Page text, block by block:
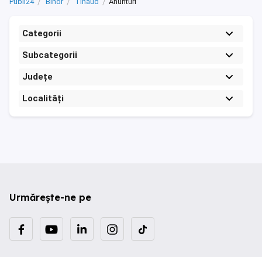
Categorii
Subcategorii
Județe
Localități
Urmărește-ne pe